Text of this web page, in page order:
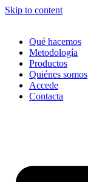
Skip to content
Qué hacemos
Metodología
Productos
Quiénes somos
Accede
Contacta